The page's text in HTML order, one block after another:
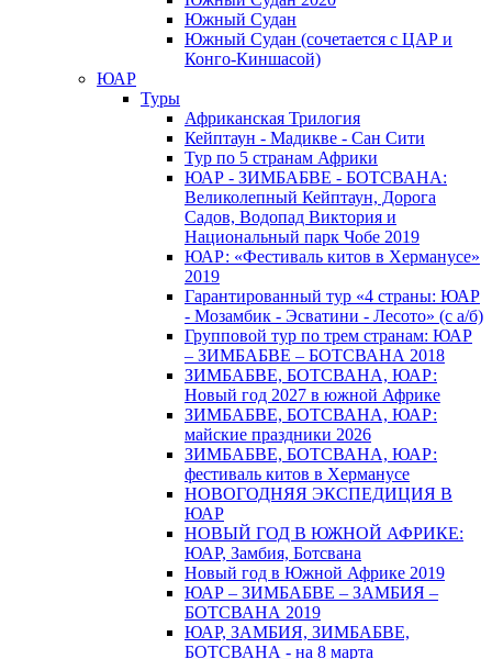
Южный Cудан
Южный Судан (сочетается с ЦАР и
Конго-Киншасой)
ЮАР
Туры
Африканская Трилогия
Кейптаун - Мадикве - Сан Сити
Тур по 5 странам Африки
ЮАР - ЗИМБАБВЕ - БОТСВАНА:
Великолепный Кейптаун, Дорога
Садов, Водопад Виктория и
Национальный парк Чобе 2019
ЮАР: «Фестиваль китов в Херманусе»
2019
Гарантированный тур «4 страны: ЮАР
- Мозамбик - Эсватини - Лесото» (с а/б)
Групповой тур по трем странам: ЮАР
– ЗИМБАБВЕ – БОТСВАНА 2018
ЗИМБАБВЕ, БОТСВАНА, ЮАР:
Новый год 2027 в южной Африке
ЗИМБАБВЕ, БОТСВАНА, ЮАР:
майские праздники 2026
ЗИМБАБВЕ, БОТСВАНА, ЮАР:
фестиваль китов в Херманусе
НОВОГОДНЯЯ ЭКСПЕДИЦИЯ В
ЮАР
НОВЫЙ ГОД В ЮЖНОЙ АФРИКЕ:
ЮАР, Замбия, Ботсвана
Новый год в Южной Африке 2019
ЮАР – ЗИМБАБВЕ – ЗАМБИЯ –
БОТСВАНА 2019
ЮАР, ЗАМБИЯ, ЗИМБАБВЕ,
БОТСВАНА - на 8 марта